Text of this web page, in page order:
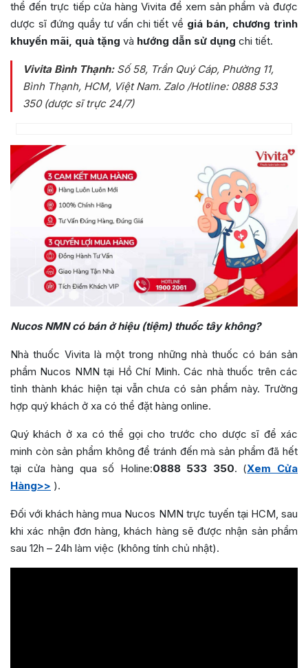
thể đến trực tiếp cửa hàng Vivita để xem sản phẩm và được
dược sĩ đứng quầy tư vấn chi tiết về giá bán, chương trình
khuyến mãi, quà tặng và hướng dẫn sử dụng chi tiết.
Vivita Bình Thạnh:Số 58, Trần Quý Cáp, Phường 11,
Bình Thạnh, HCM, Việt Nam. Zalo /Hotline: 0888 533
350 (dược sĩ trực 24/7)
Nucos NMN có bán ở hiệu (tiệm) thuốc tây không?
Nhà thuốc Vivita là một trong những nhà thuốc có bán sản
phẩm Nucos NMN tại Hồ Chí Minh. Các nhà thuốc trên các
tỉnh thành khác hiện tại vẫn chưa có sản phẩm này. Trường
hợp quý khách ở xa có thể đặt hàng online.
Quý khách ở xa có thể gọi cho trước cho dược sĩ để xác
minh còn sản phẩm không để tránh đến mà sản phẩm đã hết
tại cửa hàng qua số Holine:0888 533 350. (Xem Cửa
Hàng>> ).
Đối với khách hàng mua Nucos NMN trực tuyến tại HCM, sau
khi xác nhận đơn hàng, khách hàng sẽ được nhận sản phẩm
sau 12h – 24h làm việc (không tính chủ nhật).